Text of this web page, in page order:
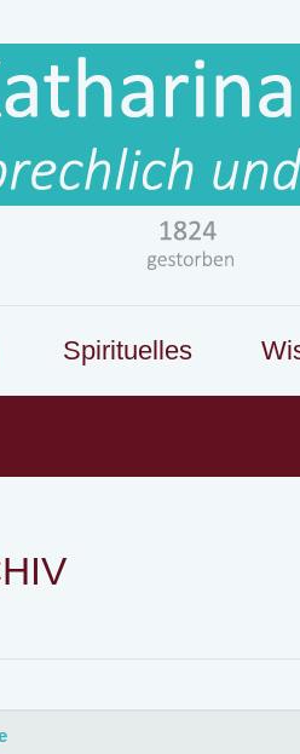
Spirituelles